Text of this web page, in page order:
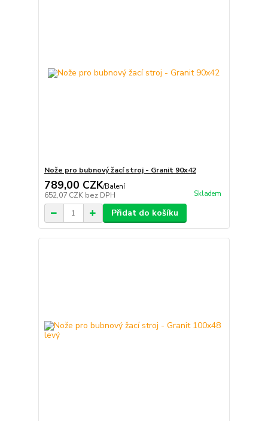
Nože pro bubnový žací stroj - Granit 90x42
789,00 CZK/Balení
652,07 CZK bez DPH Skladem
Přidat do košíku